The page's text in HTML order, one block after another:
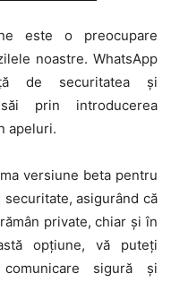
este o preocupare
noastre. WhatsApp
de securitatea și
prin introducerea
apeluri.
versiune beta pentru
asigurând că
private, chiar și în
opțiune, vă puteți
sigură și